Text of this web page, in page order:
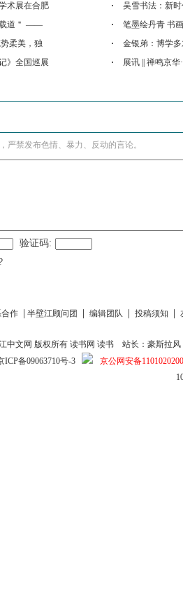
术展在合肥
吴雪书法：新
载道＂ ——
笔墨绘丹青 书
柔美，独
金银弟：博学
》全国巡展
展讯 || 禅鸣京
严禁发布色情、暴力、反动的言论。
验证码:
作 半壁江顾问团 编辑团队 投稿须知
中文网 版权所有读书网 读书
站长：豪斯拉风
ICP备09063710号-3
京公网安备